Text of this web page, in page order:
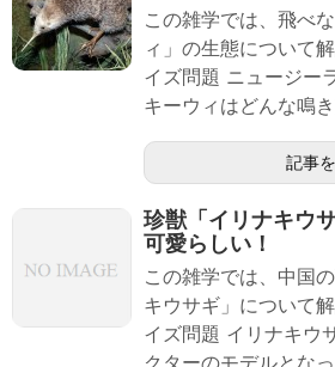
この雑学では、飛べ
ィ」の生態について
イズ問題 ニュージー
キーウィはどんな鳴
記事
珍獣「イリナキウ
可愛らしい！
この雑学では、中国
キウサギ」について
イズ問題 イリナキウ
クターのモデルとな